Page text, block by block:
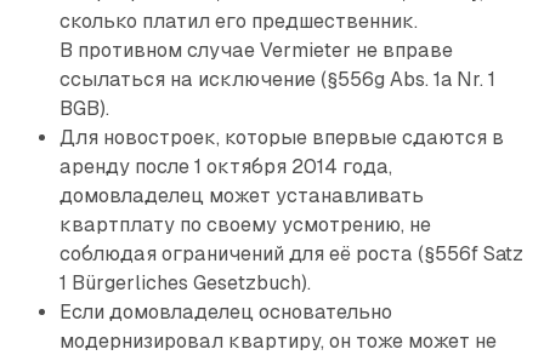
сколько платил его предшественник.
В противном случае Vermieter не вправе
ссылаться на исключение (§556g Abs. 1a Nr. 1
BGB).
Для новостроек, которые впервые сдаются в
аренду после 1 октября 2014 года,
домовладелец может устанавливать
квартплату по своему усмотрению, не
соблюдая ограничений для её роста (§556f Satz
1 Bürgerliches Gesetzbuch).
Если домовладелец основательно
модернизировал квартиру, он тоже может не